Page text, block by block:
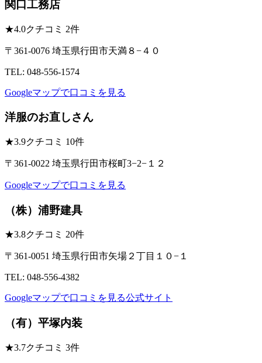
関口工務店
★4.0クチコミ 2件
〒361-0076 埼玉県行田市天満８−４０
TEL: 048-556-1574
Googleマップで口コミを見る
洋服のお直しさん
★3.9クチコミ 10件
〒361-0022 埼玉県行田市桜町3−2−１２
Googleマップで口コミを見る
（株）浦野建具
★3.8クチコミ 20件
〒361-0051 埼玉県行田市矢場２丁目１０−１
TEL: 048-556-4382
Googleマップで口コミを見る公式サイト
（有）平塚内装
★3.7クチコミ 3件